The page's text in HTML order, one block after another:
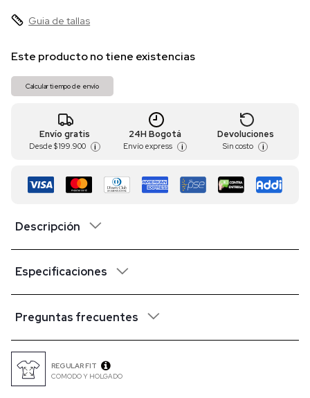
Guia de tallas
Este producto no tiene existencias
Calcular tiempo de envío
Envío gratis
Desde $ 199.900 i
24H Bogotá
Envío express i
Devoluciones
Sin costo i
Descripción
Especificaciones
Preguntas frecuentes
REGULAR FIT
COMODO Y HOLGADO